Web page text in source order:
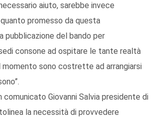
aiuto, sarebbe invece
promesso da questa
pubblicazione del bando per
consone ad ospitare le tante realtà
sono costrette ad arrangiarsi
comunicato Giovanni Salvia presidente di
la necessità di provvedere